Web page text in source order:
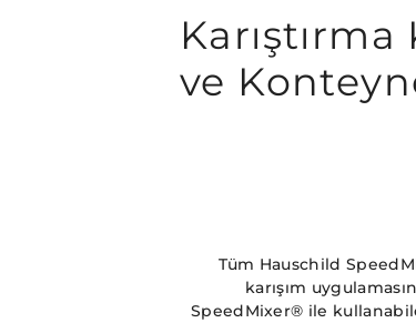
Karıştırma
ve
Tüm Hauschild
karışım
SpeedMixer® ile